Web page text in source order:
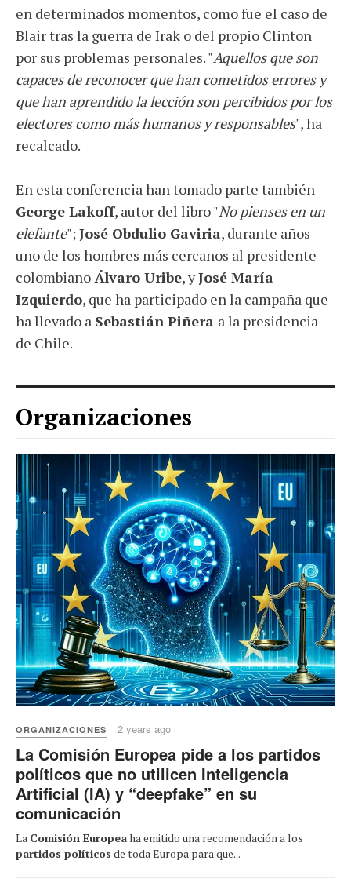
en determinados momentos, como fue el caso de
Blair tras la guerra de Irak o del propio Clinton
por sus problemas personales. "Aquellos que son
capaces de reconocer que han cometidos errores y
que han aprendido la lección son percibidos por los
electores como más humanos y responsables", ha
recalcado.
En esta conferencia han tomado parte también
George Lakoff, autor del libro "No pienses en un
elefante"; José Obdulio Gaviria, durante años
uno de los hombres más cercanos al presidente
colombianoÁlvaro Uribe, yJosé María
Izquierdo, que ha participado en la campaña que
ha llevado a Sebastián Piñera a la presidencia
de Chile.
Organizaciones
ORGANIZACIONES 2 years ago
La Comisión Europea pide a los partidos
políticos que no utilicen Inteligencia
Artificial (IA) y “deepfake” en su
comunicación
La Comisión Europeaha emitido una recomendación a los
partidos políticos de toda Europa para que...